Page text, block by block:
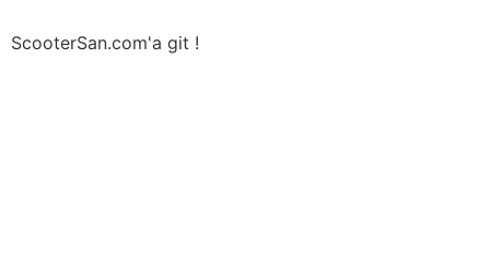
ScooterSan.com'a git !